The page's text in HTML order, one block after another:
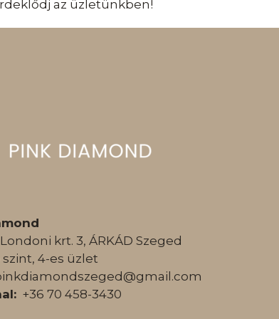
az üzletünkben!
krt. 3, ÁRKÁD Szeged
szint, 4-es üzlet
+36 70 458-3430